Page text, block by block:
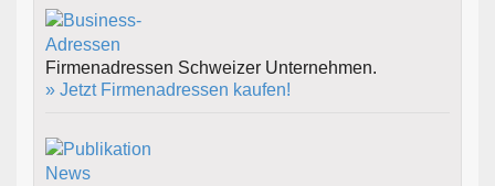
Firmenadressen Schweizer Unternehmen.
» Jetzt Firmenadressen kaufen!